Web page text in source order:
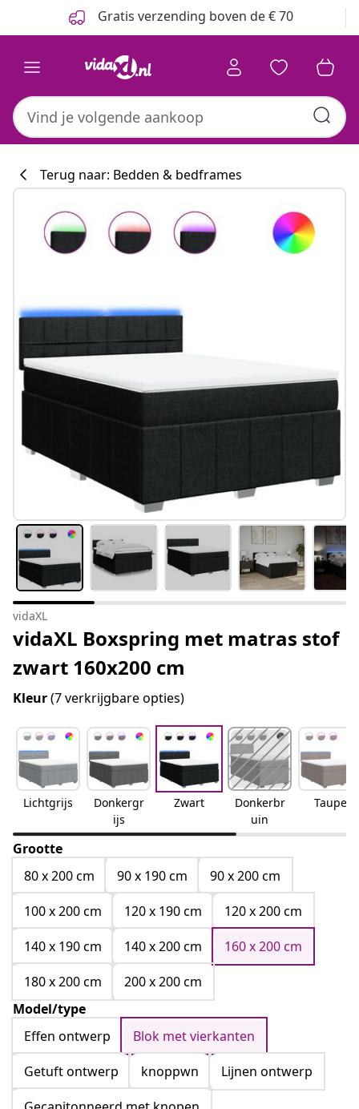
Gratis verzending boven de € 70
Terug naar: Bedden & bedframes
vidaXL
vidaXL Boxspring met matras stof
zwart 160x200 cm
Kleur(7 verkrijgbare opties)
Lichtgrijs
Donkergr
ijs
Zwart
Donkerbr
uin
Taupe
Grootte
80 x 200 cm
90 x 190 cm
90 x 200 cm
100 x 200 cm
120 x 190 cm
120 x 200 cm
140 x 190 cm
140 x 200 cm
160 x 200 cm
180 x 200 cm
200 x 200 cm
Model/type
Effen ontwerp
Blok met vierkanten
Getuft ontwerp
knoppwn
Lijnen ontwerp